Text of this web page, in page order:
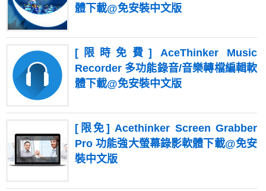
體下載@免安裝中文版
[限時免費] AceThinker Music
Recorder 多功能錄音/音樂轉檔編輯軟
體下載@免安裝中文版
[限免] Acethinker Screen Grabber
Pro 功能強大螢幕錄影軟體下載@免安
裝中文版